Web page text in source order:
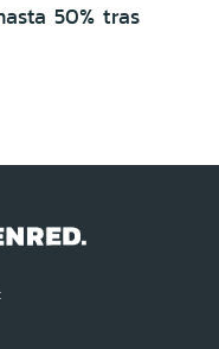
50% tras